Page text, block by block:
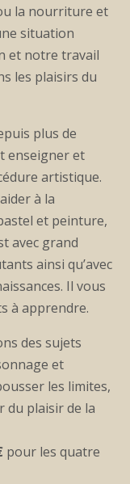
la nourriture et
situation
et notre travail
les plaisirs du
plus de
enseigner et
artistique.
à la
et peinture,
avec grand
ainsi qu’avec
Il vous
à apprendre.
des sujets
et
les limites,
du plaisir de la
pour les quatre